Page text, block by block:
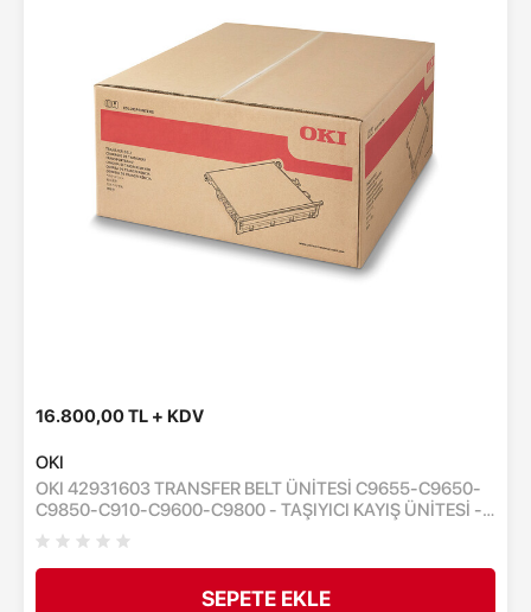
16.800,00 TL + KDV
OKI
OKI 42931603 TRANSFER BELT ÜNİTESİ C9655-C9650-
C9850-C910-C9600-C9800 - TAŞIYICI KAYIŞ ÜNİTESİ -
100,000 SAYFA
SEPETE EKLE